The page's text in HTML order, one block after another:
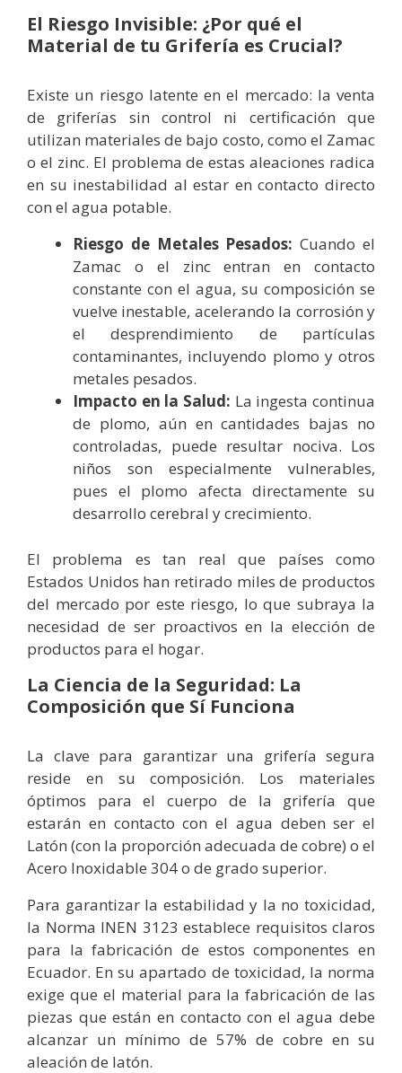
El Riesgo Invisible: ¿Por qué el
Material de tu Grifería es Crucial?
Existe un riesgo latente en el mercado: la venta
de griferías sin control ni certificación que
utilizan materiales de bajo costo, como el Zamac
o el zinc. El problema de estas aleaciones radica
en su inestabilidad al estar en contacto directo
con el agua potable.
Riesgo de Metales Pesados: Cuando el
Zamac o el zinc entran en contacto
constante con el agua, su composición se
vuelve inestable, acelerando la corrosión y
el desprendimiento de partículas
contaminantes, incluyendo plomo y otros
metales pesados.
Impacto en la Salud: La ingesta continua
de plomo, aún en cantidades bajas no
controladas, puede resultar nociva. Los
niños son especialmente vulnerables,
pues el plomo afecta directamente su
desarrollo cerebral y crecimiento.
El problema es tan real que países como
Estados Unidos han retirado miles de productos
del mercado por este riesgo, lo que subraya la
necesidad de ser proactivos en la elección de
productos para el hogar.
La Ciencia de la Seguridad: La
Composición que Sí Funciona
La clave para garantizar una grifería segura
reside en su composición. Los materiales
óptimos para el cuerpo de la grifería que
estarán en contacto con el agua deben ser el
Latón (con la proporción adecuada de cobre) o el
Acero Inoxidable 304 o de grado superior.
Para garantizar la estabilidad y la no toxicidad,
la Norma INEN 3123 establece requisitos claros
para la fabricación de estos componentes en
Ecuador. En su apartado de toxicidad, la norma
exige que el material para la fabricación de las
piezas que están en contacto con el agua debe
alcanzar un mínimo de 57% de cobre en su
aleación de latón.